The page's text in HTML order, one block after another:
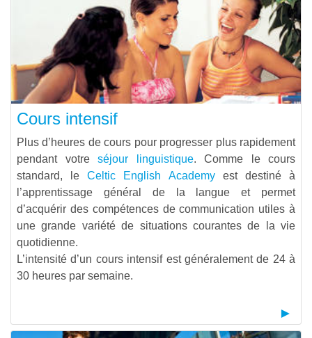
Cours intensif
Plus d’heures de cours pour progresser plus rapidement
pendant votre séjour linguistique. Comme le cours
standard, leCeltic English Academyest destiné à
l’apprentissage général de la langue et permet
d’acquérir des compétences de communication utiles à
une grande variété de situations courantes de la vie
quotidienne.
L’intensité d’un cours intensif est généralement de 24 à
30 heures par semaine.